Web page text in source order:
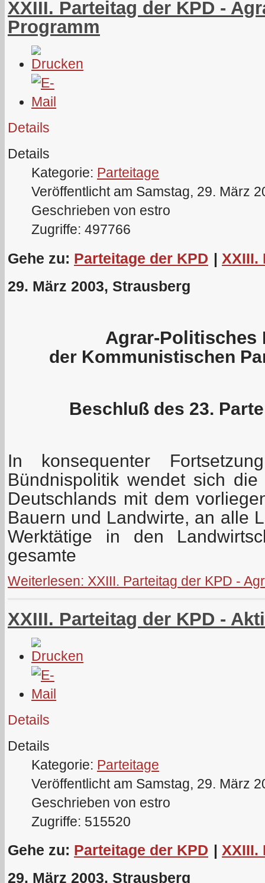
XXIII. Parteitag der KPD -
Programm
Details
Details
Kategorie: Parteitage
Veröffentlicht am Samstag, 29. März
Geschrieben von estro
Zugriffe: 497766
Gehe zu: Parteitage der KPD | XXIII.
29. März 2003, Strausberg
Agrar-Politisches
der Kommunistischen
Beschluß des 23.
In konsequenter
Bündnispolitik wendet sich
Deutschlands mit dem
Bauern und Landwirte, an alle
Werktätige in den
gesamte
Weiterlesen: XXIII. Parteitag der KPD -
XXIII. Parteitag der KPD -
Details
Details
Kategorie: Parteitage
Veröffentlicht am Samstag, 29. März
Geschrieben von estro
Zugriffe: 515520
Gehe zu: Parteitage der KPD | XXIII.
29. März 2003, Strausberg